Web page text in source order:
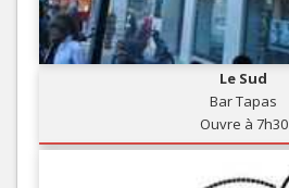
Le Sud
Bar Tapas
Ouvre à 7h30